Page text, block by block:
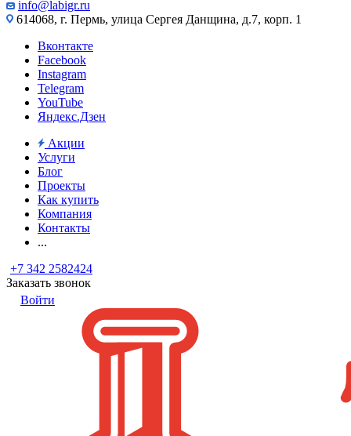
info@labigr.ru
614068, г. Пермь, улица Сергея Данщина, д.7, корп. 1
Вконтакте
Facebook
Instagram
Telegram
YouTube
Яндекс.Дзен
Акции
Услуги
Блог
Проекты
Как купить
Компания
Контакты
...
+7 342 2582424
Заказать звонок
Войти